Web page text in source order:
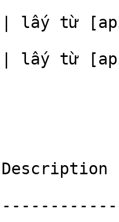
lấy từ [api
lấy từ [api